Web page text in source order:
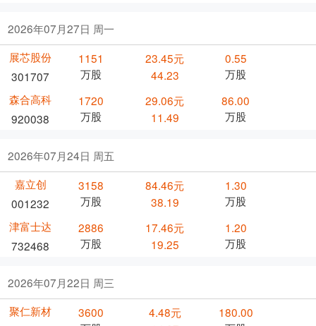
2026年07月27日 周一
展芯股份
301707
1151
万股
23.45元
44.23
0.55
万股
森合高科
920038
1720
万股
29.06元
11.49
86.00
万股
2026年07月24日 周五
嘉立创
001232
3158
万股
84.46元
38.19
1.30
万股
津富士达
732468
2886
万股
17.46元
19.25
1.20
万股
2026年07月22日 周三
聚仁新材
3600
4.48元
180.00